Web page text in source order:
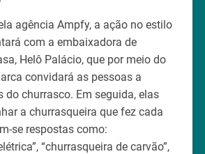
agência Ampfy, a ação no estilo
com a embaixadora de
Helô Palácio, que por meio do
convidará as pessoas a
do churrasco. Em seguida, elas
a churrasqueira que fez cada
se respostas como:
“churrasqueira de carvão”,